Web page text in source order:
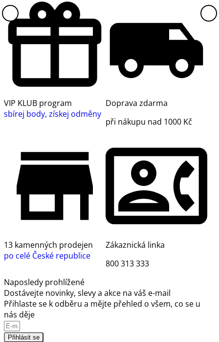
VIP KLUB program
sbírej body, získej odměny
Doprava zdarma
při nákupu nad 1000 Kč
13 kamenných prodejen
po celé České republice
Zákaznická linka
800 313 333
Naposledy prohlížené
Dostávejte novinky, slevy a akce na váš e-mail
Přihlaste se k odběru a mějte přehled o všem, co se u
nás děje
Přihlásit se